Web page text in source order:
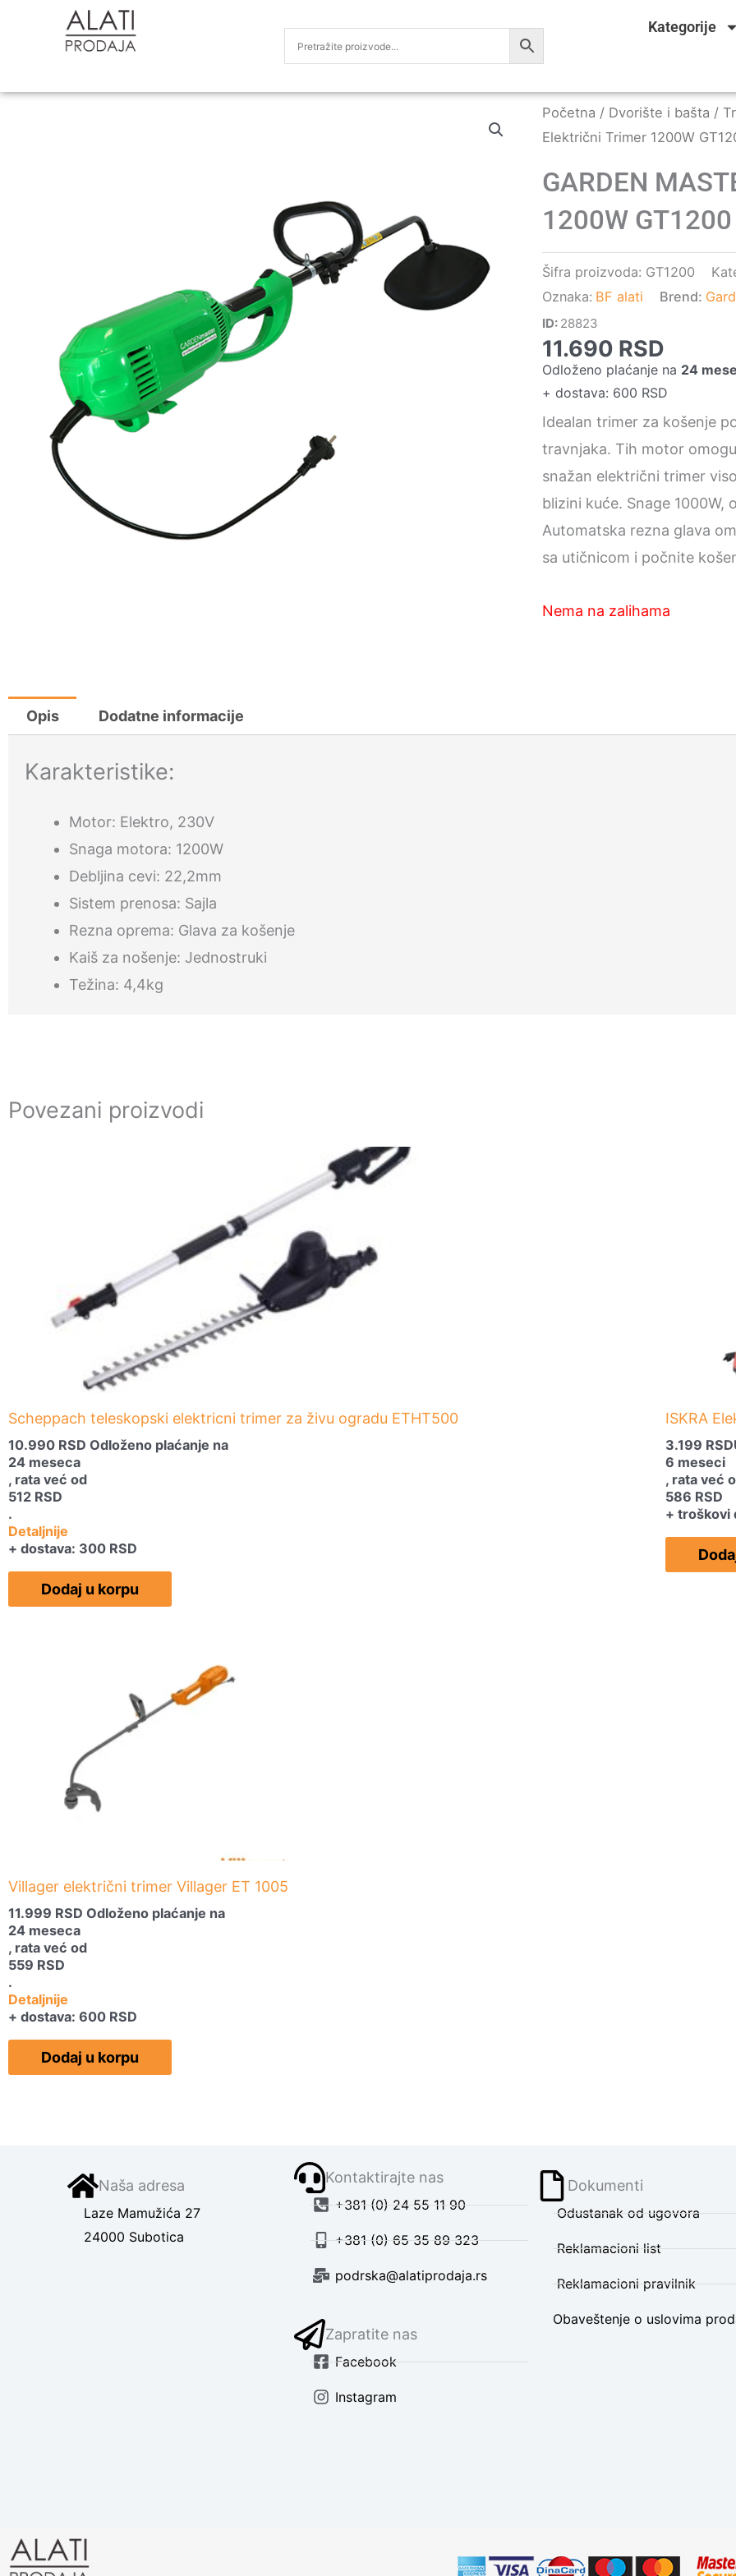
Kategorije
Početna / Dvorište i bašta /
Električni Trimer 1200W
GARDEN
1200W GT1200
Šifra proizvoda: GT1200
Oznaka: BF alati Brend:
ID: 28823
11.690 RSD
Odloženo plaćanje na 24
+ dostava: 600 RSD
Idealan trimer za košenje
travnjaka. Tih motor
snažan električni trimer
blizini kuće. Snage
Automatska rezna glava
sa utičnicom i počnite
Nema na zalihama
Opis Dodatne informacije
Karakteristike:
Motor: Elektro, 230V
Snaga motora: 1200W
Debljina cevi: 22,2mm
Sistem prenosa: Sajla
Rezna oprema: Glava za košenje
Kaiš za nošenje: Jednostruki
Težina: 4,4kg
Povezani proizvodi
Scheppach teleskopski elektricni trimer za živu ogradu ETHT500
10.990 RSD Odloženo plaćanje na
24 meseca
, rata već od
512 RSD
.
Detaljnije
+ dostava: 300 RSD
Dodaj u korpu
ISKRA
3.199 RSD
6 meseci
, rata već
586 RSD
+ troškovi
Villager električni trimer Villager ET 1005
11.999 RSD Odloženo plaćanje na
24 meseca
, rata već od
559 RSD
.
Detaljnije
+ dostava: 600 RSD
Dodaj u korpu
Naša adresa
Laze Mamužića 27
24000 Subotica
Kontaktirajte nas
+381 (0) 24 55 11 90
+381 (0) 65 35 89 323
podrska@alatiprodaja.rs
Zapratite nas
Facebook
Instagram
Dokumenti
Odustanak od ugovora
Reklamacioni list
Reklamacioni pravilnik
Obaveštenje o uslovima